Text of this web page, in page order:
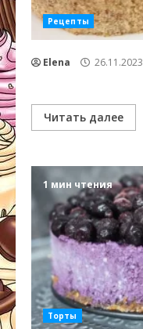
Рецепты
Elena 26.11.2023
Читать далее
1 мин чтения
Торты